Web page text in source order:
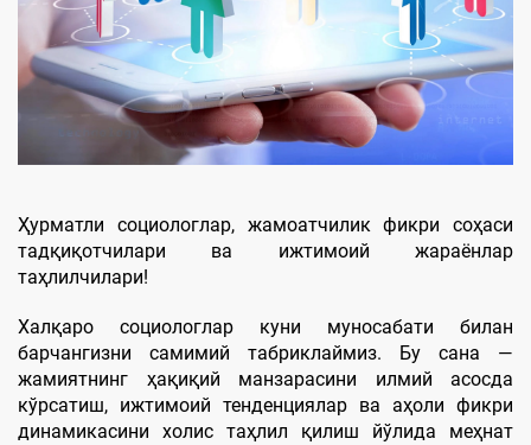
Ҳурматли социологлар, жамоатчилик фикри соҳаси
тадқиқотчилари ва ижтимоий жараёнлар
таҳлилчилари!
Халқаро социологлар куни муносабати билан
барчангизни самимий табриклаймиз. Бу сана —
жамиятнинг ҳақиқий манзарасини илмий асосда
кўрсатиш, ижтимоий тенденциялар ва аҳоли фикри
динамикасини холис таҳлил қилиш йўлида меҳнат